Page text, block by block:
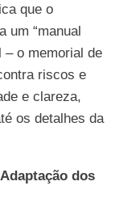
que o
um “manual
– o memorial de
riscos e
e clareza,
os detalhes da
dos